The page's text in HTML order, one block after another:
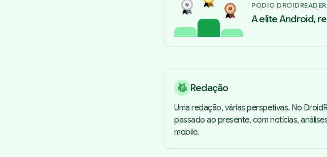
PÓDIO DROIDREADER
A elite Android,
Redação
Uma redação, várias perspetivas. No
passado ao presente, com notícias,
mobile.